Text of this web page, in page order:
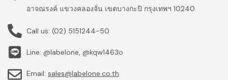
อาจณรงค์ แขวงคลองจั่น เขตบางกะปิ กรุงเทพฯ 10240
Call us: (02) 5151244-50
Line: @labelone, @kqw1463o
Email: sales@labelone.co.th